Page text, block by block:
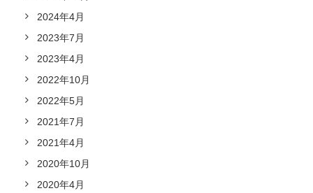
2024年4月
2023年7月
2023年4月
2022年10月
2022年5月
2021年7月
2021年4月
2020年10月
2020年4月